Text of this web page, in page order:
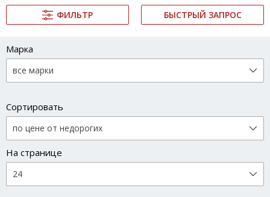
ФИЛЬТР БЫСТРЫЙ ЗАПРОС
Марка
Сортировать
На странице